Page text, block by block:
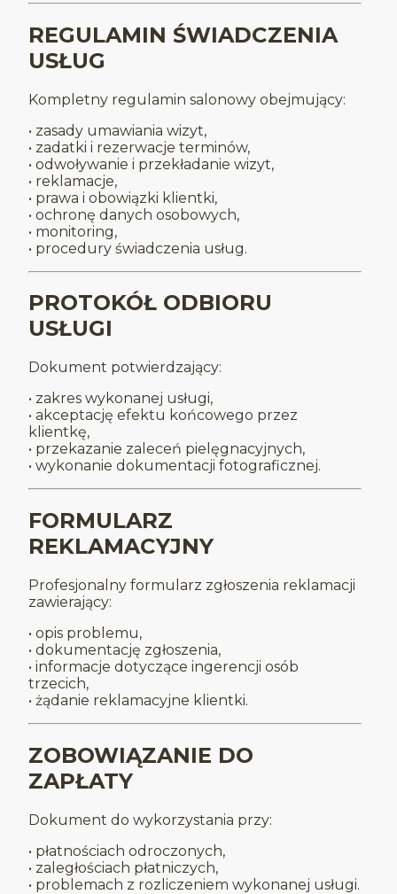
REGULAMIN ŚWIADCZENIA
USŁUG
Kompletny regulamin salonowy obejmujący:
• zasady umawiania wizyt,
• zadatki i rezerwacje terminów,
• odwoływanie i przekładanie wizyt,
• reklamacje,
• prawa i obowiązki klientki,
• ochronę danych osobowych,
• monitoring,
• procedury świadczenia usług.
PROTOKÓŁ ODBIORU
USŁUGI
Dokument potwierdzający:
• zakres wykonanej usługi,
• akceptację efektu końcowego przez
klientkę,
• przekazanie zaleceń pielęgnacyjnych,
• wykonanie dokumentacji fotograficznej.
FORMULARZ
REKLAMACYJNY
Profesjonalny formularz zgłoszenia reklamacji
zawierający:
• opis problemu,
• dokumentację zgłoszenia,
• informacje dotyczące ingerencji osób
trzecich,
• żądanie reklamacyjne klientki.
ZOBOWIĄZANIE DO
ZAPŁATY
Dokument do wykorzystania przy:
• płatnościach odroczonych,
• zaległościach płatniczych,
• problemach z rozliczeniem wykonanej usługi.